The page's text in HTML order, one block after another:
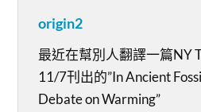
origin2
最近在幫別人翻譯一篇NY
11/7刊出的”In Ancient
Debate on Warming”